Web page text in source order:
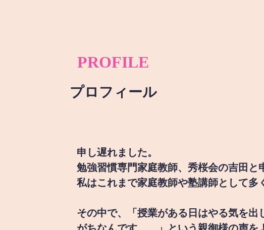
PROFILE
プロフィール
申し遅れました。
勉強習慣専門家庭教師、秀桜会の吉田と
私はこれまで家庭教師や塾講師として多
その中で、「授業がある日はやる気を出